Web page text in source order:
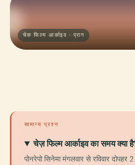
चेक फिल्म आर्काइव · प्राग
सामान्य प्रश्न
चेज़ फिल्म आर्काइव का समय क्या
पोनरेपो सिनेमा मंगलवार से रविवार